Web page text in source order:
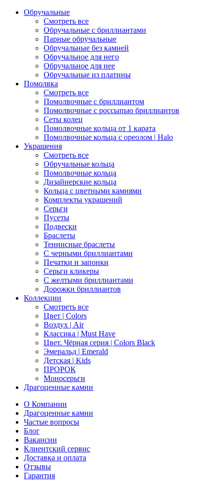
Обручальные
Смотреть все
Обручальные с бриллиантами
Парные обручальные
Обручальные без камней
Обручальное для него
Обручальное для нее
Обручальные из платины
Помолвка
Смотреть все
Помолвочные с бриллиантом
Помолвочные с россыпью бриллиантов
Сеты колец
Помолвочные кольца от 1 карата
Помолвочные кольца с ореолом | Halo
Украшения
Смотреть все
Обручальные кольца
Помолвочные кольца
Дизайнерские кольца
Кольца с цветными камнями
Комплекты украшений
Серьги
Пусеты
Подвески
Браслеты
Теннисные браслеты
C черными бриллиантами
Печатки и запонки
Серьги кликеры
С желтыми бриллиантами
Дорожки бриллиантов
Коллекции
Смотреть все
Цвет | Colors
Воздух | Air
Классика | Must Have
Цвет. Чёрная серия | Colors Black
Эмеральд | Emerald
Детская | Kids
ПРОРОК
Моносерьги
Драгоценные камни
О Компании
Драгоценные камни
Частые вопросы
Блог
Вакансии
Клиентский сервис
Доставка и оплата
Отзывы
Гарантия